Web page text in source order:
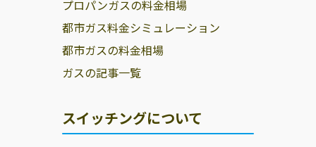
プロパンガスの料金相場
都市ガス料金シミュレーション
都市ガスの料金相場
ガスの記事一覧
スイッチングについて